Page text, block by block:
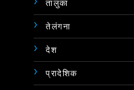
तालुका
तेलंगना
देश
प्रादेशिक